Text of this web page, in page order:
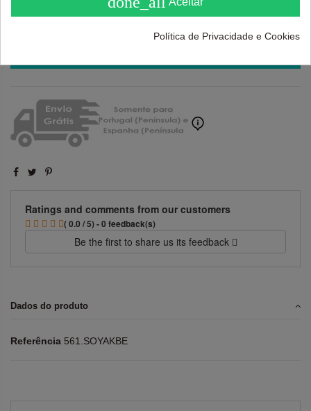
Ratings and comments from our customers
( 0.0 / 5) - 0 feedback(s)
Be the first to share us its feedback
Dados do produto
Referência 561.SOYAKBE
Política de Privacidade e Cookies